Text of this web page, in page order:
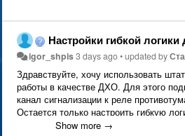
этом функции сигнализации все
происходит, если ключ поднести к
ошибка?Настройки гибкой
igor_shpis3 days ago•updated by
Здравствуйте, хочу использовать
работы в качестве ДХО. Для этого
канал сигнализации к реле
Остается только настроить гибкую
загвоздка. Сигнализация S96 V2,
Show more →